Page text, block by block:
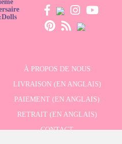
À PROPOS DE NOUS
LIVRAISON (EN ANGLAIS)
PAIEMENT (EN ANGLAIS)
RETRAIT (EN ANGLAIS)
CONTACT